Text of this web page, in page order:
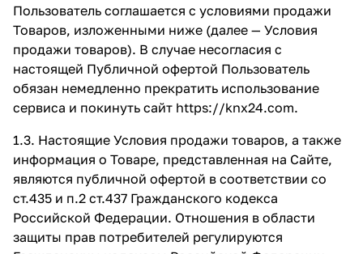
Пользователь соглашается с условиями продажи
Товаров, изложенными ниже (далее — Условия
продажи товаров). В случае несогласия с
настоящей Публичной офертой Пользователь
обязан немедленно прекратить использование
сервиса и покинуть сайт https://knx24.com.
1.3. Настоящие Условия продажи товаров, а также
информация о Товаре, представленная на Сайте,
являются публичной офертой в соответствии со
ст.435 и п.2 ст.437 Гражданского кодекса
Российской Федерации. Отношения в области
защиты прав потребителей регулируются